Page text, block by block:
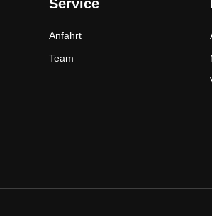
Service
Anfahrt
Team